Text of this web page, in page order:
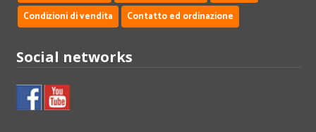
Condizioni di vendita
Contatto ed ordinazione
Social networks